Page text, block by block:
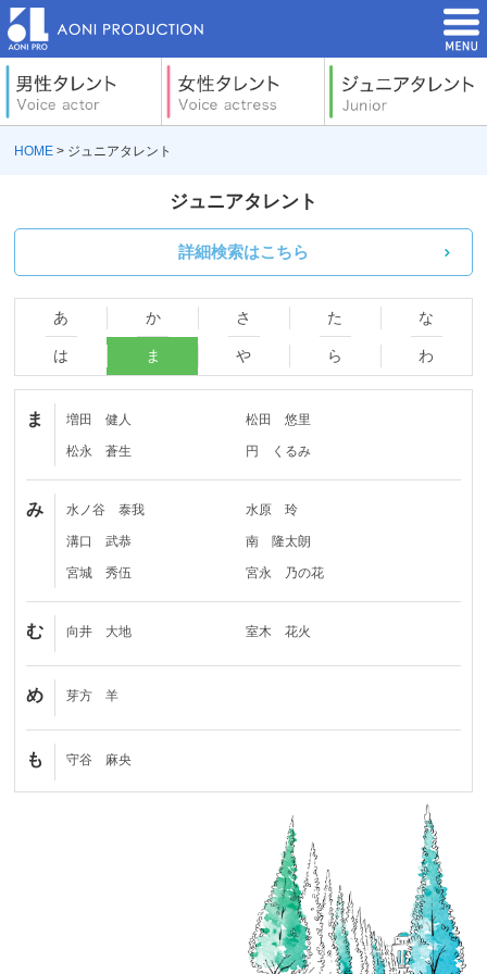
HOME > ジュニアタレント
ジュニアタレント
詳細検索はこちら
あ か さ た な
は ま や ら わ
ま 増田 健人 松田 悠里
松永 蒼生 円 くるみ
み 水ノ谷 泰我 水原 玲
溝口 武恭 南 隆太朗
宮城 秀伍 宮永 乃の花
む 向井 大地 室木 花火
め 芽方 羊
も 守谷 麻央